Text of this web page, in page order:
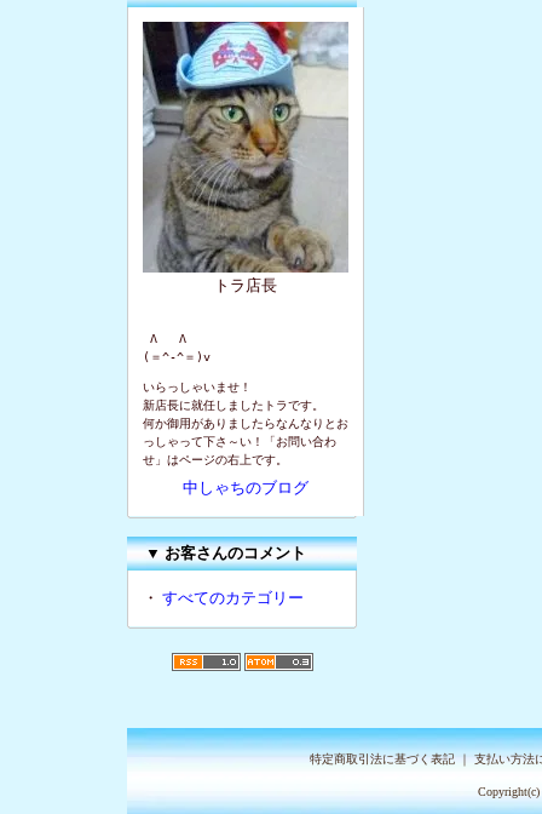
トラ店長
Λ   Λ
(＝^-^＝)v
いらっしゃいませ！
新店長に就任しましたトラです。
何か御用がありましたらなんなりとお
っしゃって下さ～い！「お問い合わ
せ」はページの右上です。
中しゃちのブログ
▼お客さんのコメント
・ すべてのカテゴリー
特定商取引法に基づく表記｜支払い方法